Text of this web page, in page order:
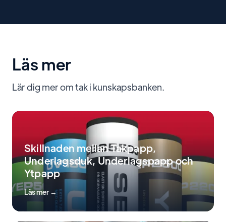
Läs mer
Lär dig mer om tak i kunskapsbanken.
Skillnaden mellan Takpapp,
Underlagsduk, Underlagspapp och
Ytpapp
Läs mer →